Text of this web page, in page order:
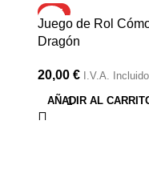
HOT
Juego de Rol
Dragón
20,00 € I.V.A. Incluido
AÑADIR AL